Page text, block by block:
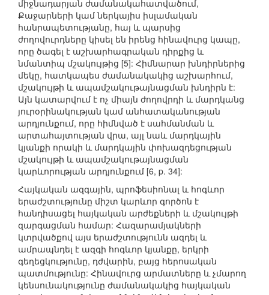
միջնադարյան ժամանակահատվածում,
Քաջարների կամ ներկայիս իսլամական
հանրապետությանը, հայ և պարսից
ժողովուրդները կիսել են իրենց հինավուրց կապը,
որը ծագել է աշխարհագրական դիրքից և
նմանտիպ մշակույթից [5]: Հիմնարար խնդիրներից
մեկը, հատկապես ժամանակակից աշխարհում,
մշակույթի և ապամշակութայնացման խնդիրն է:
Այն կատարվում է ոչ միայն ժողովրդի և մարդկանց
յուրօրինակության կամ անհատականության
արդյունքում, որը հիմնված է սահմանման և
արտահայտության վրա, այլ նաև մարդկային
կյանքի որակի և մարդկային փոխազդեցության
մշակույթի և ապամշակութայնացման
կարևորության արդյունքում [6, p. 34]:
Հայկական ազգային, պրոֆեսիոնալ և հոգևոր
երաժշտությունը միշտ կարևոր գործոն է
հանդիսացել հայկական արժեքների և մշակույթի
զարգացման համար: Հազարամյակների
կտրվածքով այս երաժշտությունն ազդել և
ամրապնդել է ազգի հոգևոր կյանքը, երկրի
գեղեցկությունը, դժվարին, բայց հերոսական
պատմությունը: Հինավուրց արմատները և չմարող
կենսունակությունը ժամանակակից հայկական